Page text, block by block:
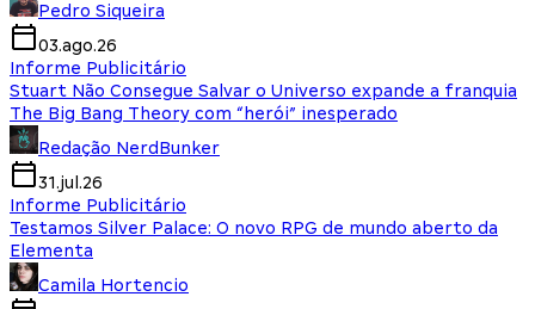
Pedro Siqueira
03.ago.26
Informe Publicitário
Stuart Não Consegue Salvar o Universo expande a franquia
The Big Bang Theory com “herói” inesperado
Redação NerdBunker
31.jul.26
Informe Publicitário
Testamos Silver Palace: O novo RPG de mundo aberto da
Elementa
Camila Hortencio